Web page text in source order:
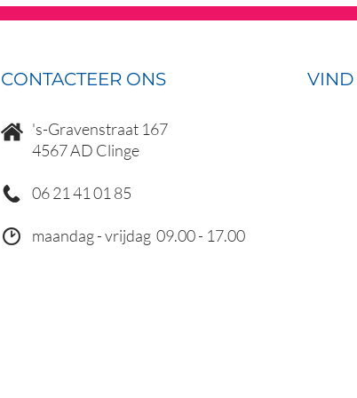
CONTACTEER ONS VIND
's-Gravenstraat 167
4567 AD Clinge
06 21 41 01 85
maandag - vrijdag 09.00 - 17.00